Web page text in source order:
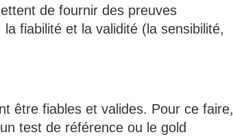
de fournir des preuves
la fiabilité et la validité (la sensibilité,
être fiables et valides. Pour ce faire,
test de référence ou le gold